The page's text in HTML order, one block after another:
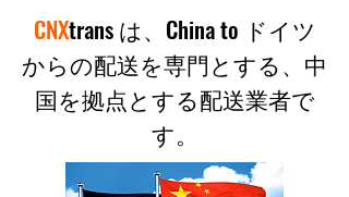
CNXtrans は、China to ドイツ
からの配送を専門とする、中
国を拠点とする配送業者で
す。